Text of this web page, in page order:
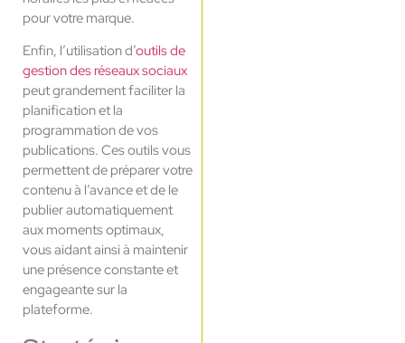
pour votre marque.
Enfin, l’utilisation d’outils de
gestion des réseaux sociaux
peut grandement faciliter la
planification et la
programmation de vos
publications. Ces outils vous
permettent de préparer votre
contenu à l’avance et de le
publier automatiquement
aux moments optimaux,
vous aidant ainsi à maintenir
une présence constante et
engageante sur la
plateforme.